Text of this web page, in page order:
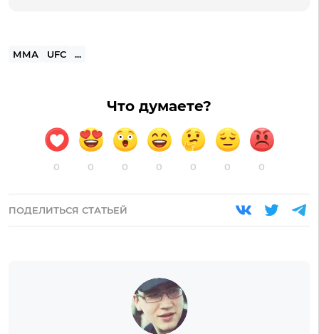
ММА UFC ...
Что думаете?
0 0 0 0 0 0 0
ПОДЕЛИТЬСЯ СТАТЬЕЙ